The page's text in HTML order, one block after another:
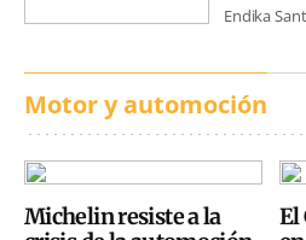
Endika
Motor y automoción
Michelin resiste a la
El